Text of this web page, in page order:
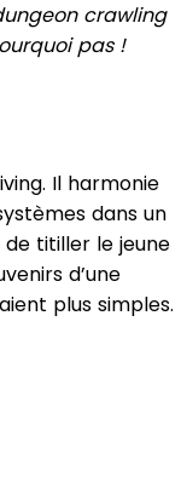
crawling
pas !
Il harmonie
dans un
titiller le jeune
d’une
plus simples.